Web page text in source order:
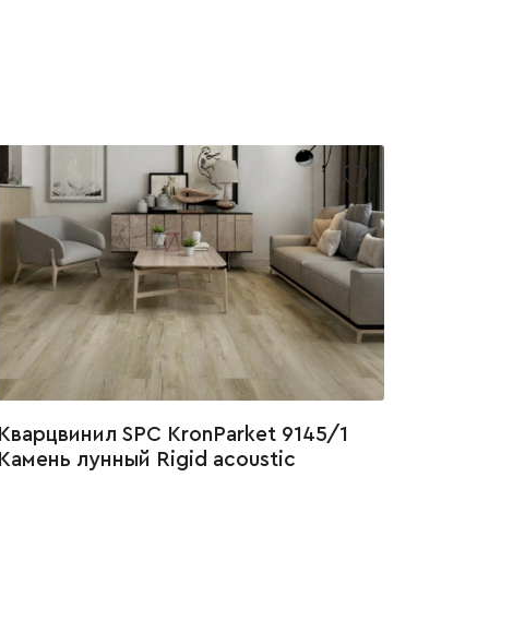
Кварцвинил SPC KronParket 9145/1
Камень лунный Rigid acoustic